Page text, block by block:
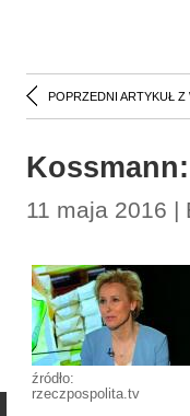
POPRZEDNI ARTYKUŁ Z
11 maja 2016 |
źródło:
rzeczpospolita.tv